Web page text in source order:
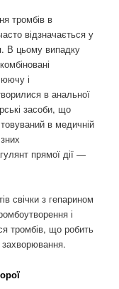
тромбів в
відзначається у
В цьому випадку
і
в анальної
засоби, що
в медичній
прямої дії —
свічки з гепарином
і
тромбів, що робить